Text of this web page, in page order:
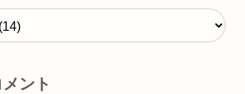
ント